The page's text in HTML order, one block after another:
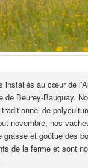
au cœur de
de Beurey-Bauguay.
de
novembre, nos
et goûtue des
de la ferme et sont